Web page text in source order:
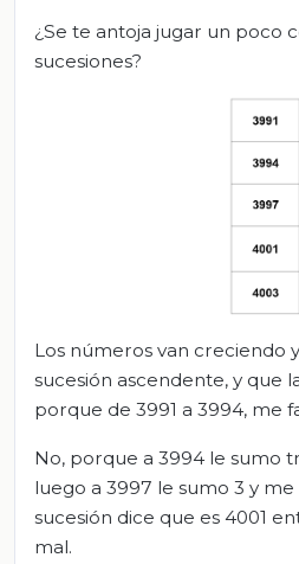
¿Se te antoja jugar un poco
sucesiones?
Los números van creciendo
sucesión ascendente, y que
porque de 3991 a 3994, me
No, porque a 3994 le sumo
luego a 3997 le sumo 3 y me
sucesión dice que es 4001
mal.